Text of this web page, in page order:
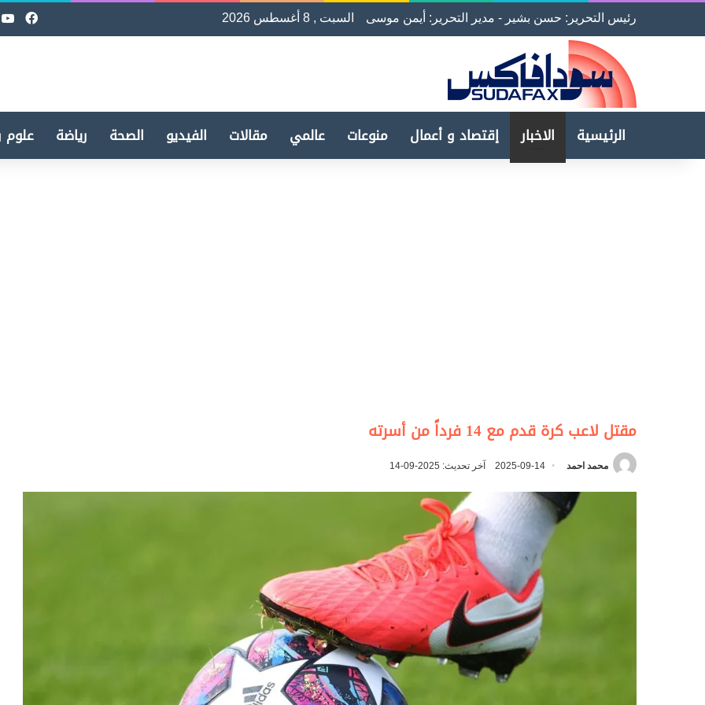
رئيس التحرير: حسن بشير - مدير التحرير: أيمن موسى السبت , 8 أغسطس 2026
الرئيسية الاخبار إقتصاد و أعمال منوعات عالمي مقالات الفيديو الصحة رياضة علوم
مقتل لاعب كرة قدم مع 14 فرداً من أسرته
محمد احمد 2025-09-14 آخر تحديث: 2025-09-14